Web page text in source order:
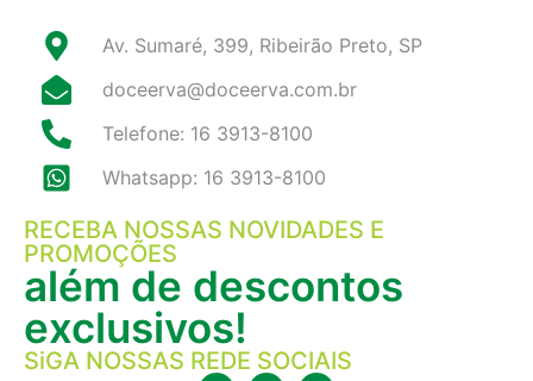
Av. Sumaré, 399, Ribeirão Preto, SP
doceerva@doceerva.com.br
Telefone: 16 3913-8100
Whatsapp: 16 3913-8100
RECEBA NOSSAS NOVIDADES E
PROMOÇÕES
além de descontos
exclusivos!
SiGA NOSSAS REDE SOCIAIS